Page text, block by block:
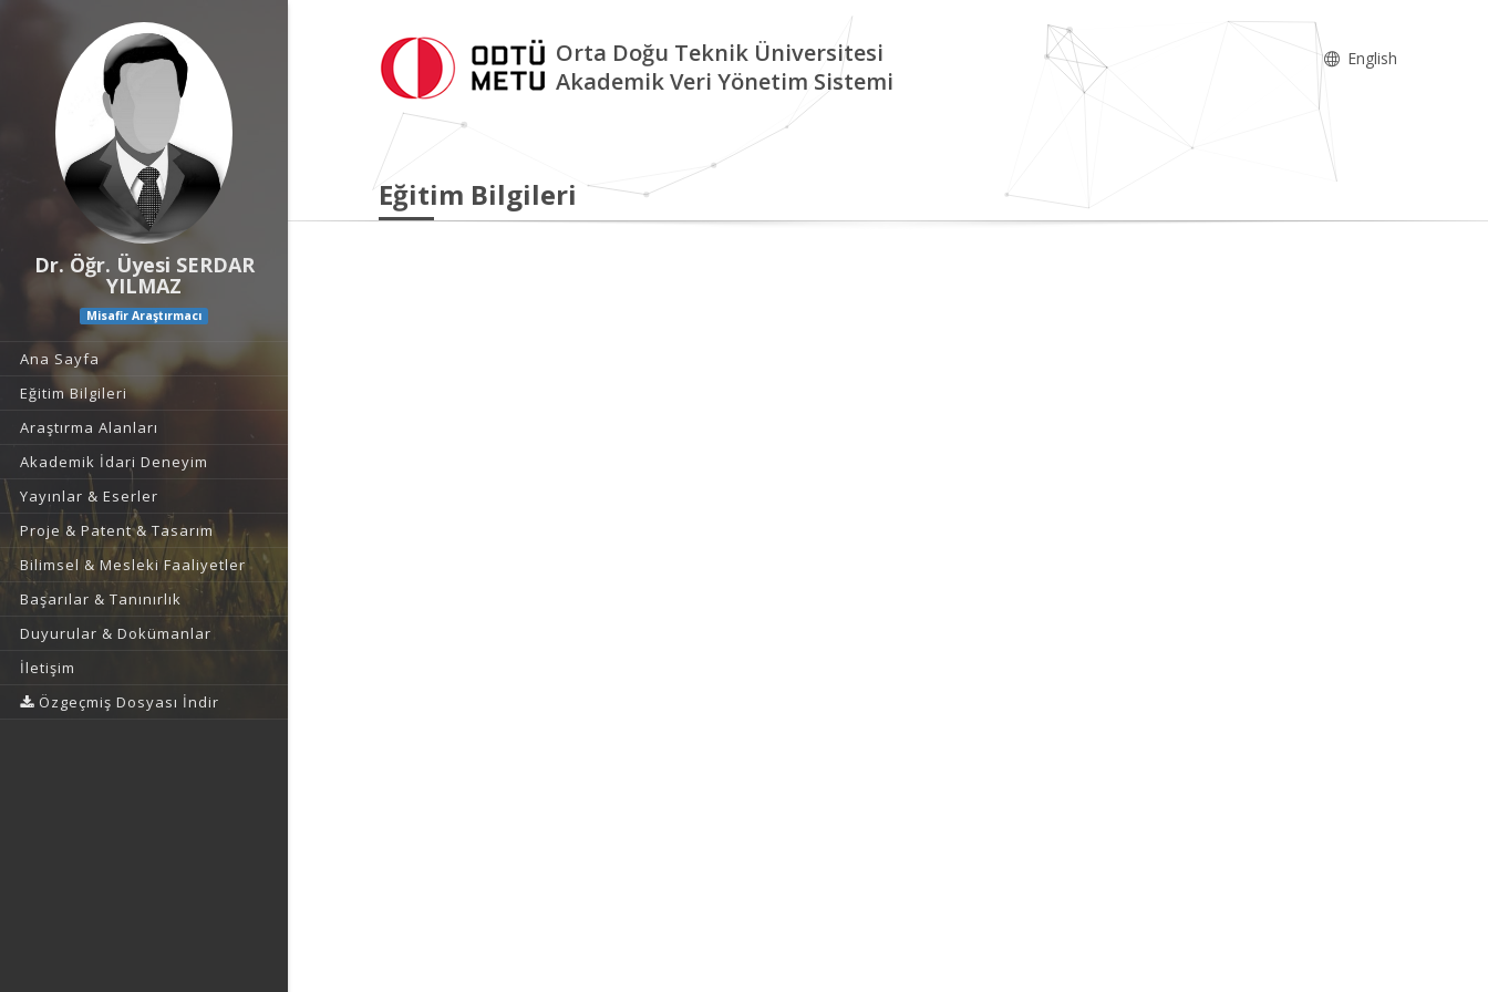
Dr. Öğr. Üyesi SERDAR
YILMAZ
Misafir Araştırmacı
Ana Sayfa
Eğitim Bilgileri
Araştırma Alanları
Akademik İdari Deneyim
Yayınlar & Eserler
Proje & Patent & Tasarım
Bilimsel & Mesleki Faaliyetler
Başarılar & Tanınırlık
Duyurular & Dokümanlar
İletişim
Özgeçmiş Dosyası İndir
Orta Doğu Teknik Üniversitesi
Akademik Veri Yönetim Sistemi
English
Eğitim Bilgileri